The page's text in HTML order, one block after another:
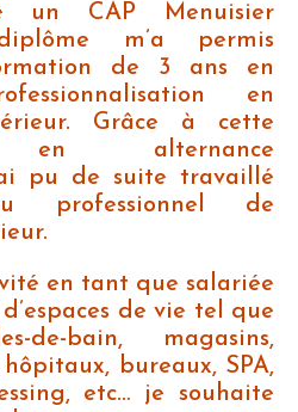
un CAP Menuisier
m’a permis
de 3 ans en
en
Grâce à cette
en alternance
pu de suite travaillé
professionnel de
en tant que salariée
de vie tel que
de-bain, magasins,
bureaux, SPA,
etc… je souhaite